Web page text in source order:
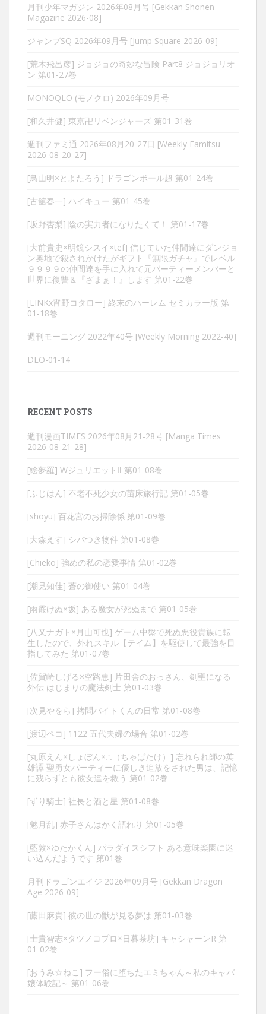
月刊少年マガジン 2026年08月号 [Gekkan Shonen
Magazine 2026-08]
ジャンプSQ 2026年09月号 [Jump Square 2026-09]
[荒木飛呂彦] ジョジョの奇妙な冒険 Part8 ジョジョリオ
ン 第01-27巻
MONOQLO (モノクロ) 2026年09月号
[和久井健] 東京卍リベンジャーズ 第01-31巻
週刊ファミ通 2026年08月20-27日 [Weekly Famitsu
2026-08-20-27]
[鳥山明×とよたろう] ドラゴンボール超 第01-24巻
[古舘春一] ハイキュー 第01-45巻
[坂野杏梨] 陰の実力者になりたくて！ 第01-17巻
[大前貴史×明鏡シスイ×tef] 信じていた仲間達にダンジョ
ン奥地で殺されかけたがギフト『無限ガチャ』でレベル
９９９９の仲間達を手に入れて元パーティーメンバーと
世界に復讐＆『ざまぁ！』します 第01-22巻
[LINKx宵野コタロー] 終末のハーレム セミカラー版 第
01-18巻
週刊モーニング 2022年40号 [Weekly Morning 2022-40]
DLO-01-14
RECENT POSTS
週刊漫画TIMES 2026年08月21-28号 [Manga Times
2026-08-21-28]
[絵夢羅] WジュリエットⅡ 第01-08巻
[ふじはん] 不老不死少女の苗床旅行記 第01-05巻
[shoyu] 百花宮のお掃除係 第01-09巻
[大森えす] シバつき物件 第01-08巻
[Chieko] 強めの私の恋愛事情 第01-02巻
[潮見知佳] 蒼の御使い 第01-04巻
[雨霰けぬ×坂] ある魔女が死ぬまで 第01-05巻
[八又ナガト×月山可也] ゲーム中盤で死ぬ悪役貴族に転
生したので、外れスキル【テイム】を駆使して最強を目
指してみた 第01-07巻
[佐賀崎しげる×空路恵] 片田舎のおっさん、剣聖になる
外伝 はじまりの魔法剣士 第01-03巻
[次見やをら] 拷問バイトくんの日常 第01-08巻
[渡辺ペコ] 1122 五代夫婦の場合 第01-02巻
[丸原えん×しょぼん×∴（ちゃばたけ）] 忘れられ師の英
雄譚 聖勇女パーティーに優しき追放をされた男は、記憶
に残らずとも彼女達を救う 第01-02巻
[ずり騎士] 社長と酒と星 第01-08巻
[魅月乱] 赤子さんはかく語れり 第01-05巻
[藍敦×ゆたかくん] パラダイスシフト ある意味楽園に迷
い込んだようです 第01巻
月刊ドラゴンエイジ 2026年09月号 [Gekkan Dragon
Age 2026-09]
[藤田麻貴] 彼の世の獣が見る夢は 第01-03巻
[士貴智志×タツノコプロ×日暮茶坊] キャシャーンR 第
01-02巻
[おうみ☆ねこ] フー俗に堕ちたエミちゃん～私のキャバ
嬢体験記～ 第01-06巻